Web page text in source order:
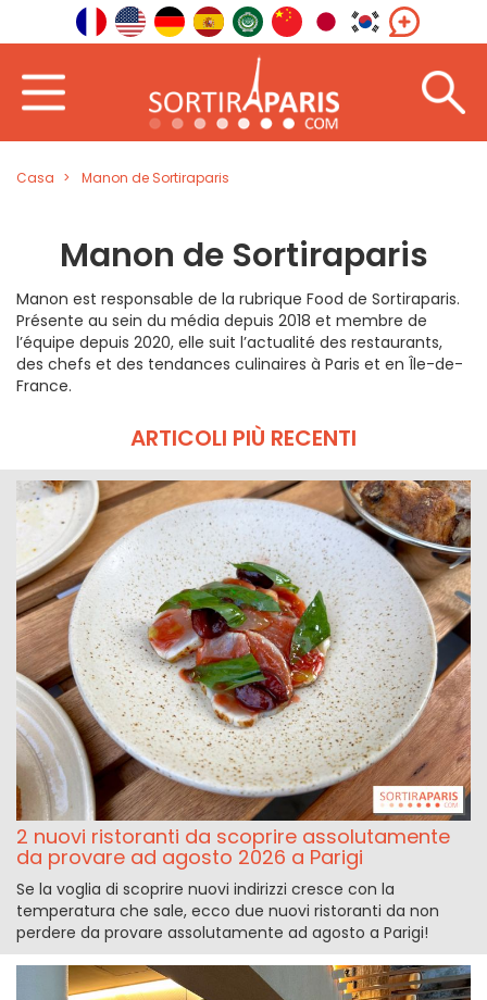
Casa Manon de Sortiraparis
Manon de Sortiraparis
Manon est responsable de la rubrique Food de Sortiraparis.
Présente au sein du média depuis 2018 et membre de
l’équipe depuis 2020, elle suit l’actualité des restaurants,
des chefs et des tendances culinaires à Paris et en Île-de-
France.
ARTICOLI PIÙ RECENTI
2 nuovi ristoranti da scoprire assolutamente
da provare ad agosto 2026 a Parigi
Se la voglia di scoprire nuovi indirizzi cresce con la
temperatura che sale, ecco due nuovi ristoranti da non
perdere da provare assolutamente ad agosto a Parigi!